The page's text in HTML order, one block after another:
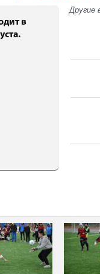
в
Другие